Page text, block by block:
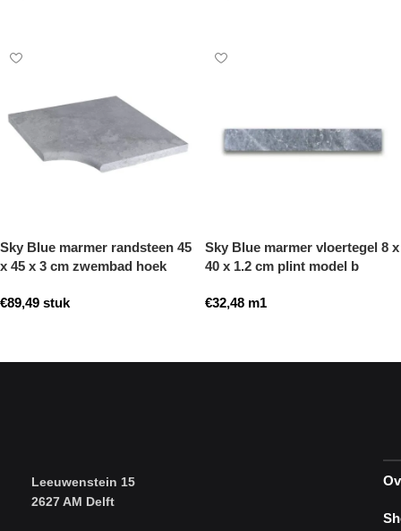
Sky Blue marmer randsteen 45
x 45 x 3 cm zwembad hoek
€89,49 stuk
Sky Blue marmer vloertegel 8 x
40 x 1.2 cm plint model b
€32,48 m1
Leeuwenstein 15
2627 AM Delft